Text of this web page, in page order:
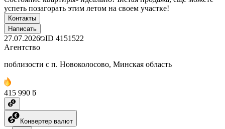
успеть позагорать этим летом на своем участке!
Контакты
Написать
27.07.2026 ID 4151522
Агентство
поблизости с п. Новоколосово, Минская область
415 990 ƃ
Конвертер валют